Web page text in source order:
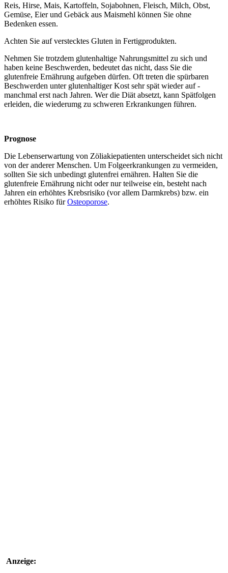
Reis, Hirse, Mais, Kartoffeln, Sojabohnen, Fleisch, Milch, Obst,
Gemüse, Eier und Gebäck aus Maismehl können Sie ohne
Bedenken essen.
Achten Sie auf verstecktes Gluten in Fertigprodukten.
Nehmen Sie trotzdem glutenhaltige Nahrungsmittel zu sich und
haben keine Beschwerden, bedeutet das nicht, dass Sie die
glutenfreie Ernährung aufgeben dürfen. Oft treten die spürbaren
Beschwerden unter glutenhaltiger Kost sehr spät wieder auf -
manchmal erst nach Jahren. Wer die Diät absetzt, kann Spätfolgen
erleiden, die wiederumg zu schweren Erkrankungen führen.
Prognose
Die Lebenserwartung von Zöliakiepatienten unterscheidet sich nicht
von der anderer Menschen. Um Folgeerkrankungen zu vermeiden,
sollten Sie sich unbedingt glutenfrei ernähren. Halten Sie die
glutenfreie Ernährung nicht oder nur teilweise ein, besteht nach
Jahren ein erhöhtes Krebsrisiko (vor allem Darmkrebs) bzw. ein
erhöhtes Risiko fürOsteoporose.
Anzeige: